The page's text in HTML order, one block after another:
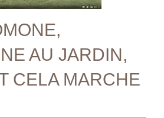
AU JARDIN,
CELA MARCHE